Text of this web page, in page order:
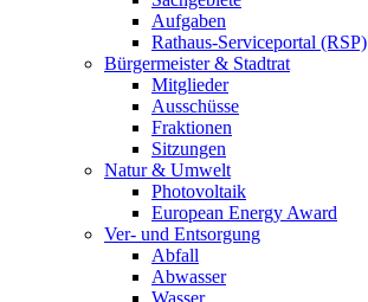
Aufgaben
Rathaus-Serviceportal (RSP)
Bürgermeister & Stadtrat
Mitglieder
Ausschüsse
Fraktionen
Sitzungen
Natur & Umwelt
Photovoltaik
European Energy Award
Ver- und Entsorgung
Abfall
Abwasser
Wasser